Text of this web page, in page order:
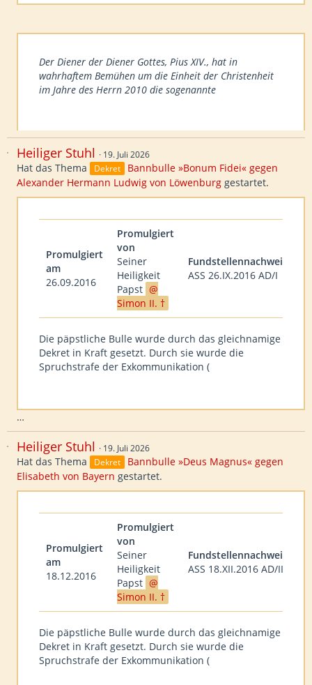
Der Diener der Diener Gottes, Pius XIV., hat in
wahrhaftem Bemühen um die Einheit der Christenheit
im Jahre des Herrn 2010 die sogenannte
…
Heiliger Stuhl 19. Juli 2026
Hat das Thema Dekret
Bannbulle »Bonum Fidei« gegen
Alexander Hermann Ludwig von Löwenburg gestartet.
Promulgiert
am
26.09.2016
Promulgiert
von
Seiner
Heiligkeit
Papst
Simon II. †
Fundstellennachweis
ASS 26.IX.2016 AD/I
Die päpstliche Bulle wurde durch das gleichnamige
Dekret in Kraft gesetzt. Durch sie wurde die
Spruchstrafe der Exkommunikation (
…
Heiliger Stuhl 19. Juli 2026
Hat das Thema Dekret
Bannbulle »Deus Magnus« gegen
Elisabeth von Bayern gestartet.
Promulgiert
am
18.12.2016
Promulgiert
von
Seiner
Heiligkeit
Papst
Simon II. †
Fundstellennachweis
ASS 18.XII.2016 AD/II
Die päpstliche Bulle wurde durch das gleichnamige
Dekret in Kraft gesetzt. Durch sie wurde die
Spruchstrafe der Exkommunikation (